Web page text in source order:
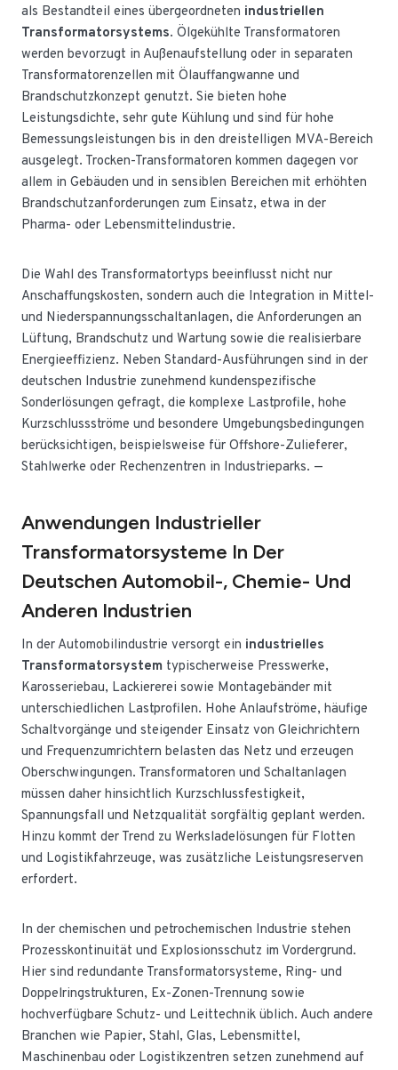
als Bestandteil eines übergeordneten industriellen
Transformatorsystems. Ölgekühlte Transformatoren
werden bevorzugt in Außenaufstellung oder in separaten
Transformatorenzellen mit Ölauffangwanne und
Brandschutzkonzept genutzt. Sie bieten hohe
Leistungsdichte, sehr gute Kühlung und sind für hohe
Bemessungsleistungen bis in den dreistelligen MVA-Bereich
ausgelegt. Trocken-Transformatoren kommen dagegen vor
allem in Gebäuden und in sensiblen Bereichen mit erhöhten
Brandschutzanforderungen zum Einsatz, etwa in der
Pharma- oder Lebensmittelindustrie.
Die Wahl des Transformatortyps beeinflusst nicht nur
Anschaffungskosten, sondern auch die Integration in Mittel-
und Niederspannungsschaltanlagen, die Anforderungen an
Lüftung, Brandschutz und Wartung sowie die realisierbare
Energieeffizienz. Neben Standard-Ausführungen sind in der
deutschen Industrie zunehmend kundenspezifische
Sonderlösungen gefragt, die komplexe Lastprofile, hohe
Kurzschlussströme und besondere Umgebungsbedingungen
berücksichtigen, beispielsweise für Offshore-Zulieferer,
Stahlwerke oder Rechenzentren in Industrieparks. —
Anwendungen Industrieller
Transformatorsysteme In Der
Deutschen Automobil-, Chemie- Und
Anderen Industrien
In der Automobilindustrie versorgt ein industrielles
Transformatorsystem typischerweise Presswerke,
Karosseriebau, Lackiererei sowie Montagebänder mit
unterschiedlichen Lastprofilen. Hohe Anlaufströme, häufige
Schaltvorgänge und steigender Einsatz von Gleichrichtern
und Frequenzumrichtern belasten das Netz und erzeugen
Oberschwingungen. Transformatoren und Schaltanlagen
müssen daher hinsichtlich Kurzschlussfestigkeit,
Spannungsfall und Netzqualität sorgfältig geplant werden.
Hinzu kommt der Trend zu Werksladelösungen für Flotten
und Logistikfahrzeuge, was zusätzliche Leistungsreserven
erfordert.
In der chemischen und petrochemischen Industrie stehen
Prozesskontinuität und Explosionsschutz im Vordergrund.
Hier sind redundante Transformatorsysteme, Ring- und
Doppelringstrukturen, Ex-Zonen-Trennung sowie
hochverfügbare Schutz- und Leittechnik üblich. Auch andere
Branchen wie Papier, Stahl, Glas, Lebensmittel,
Maschinenbau oder Logistikzentren setzen zunehmend auf